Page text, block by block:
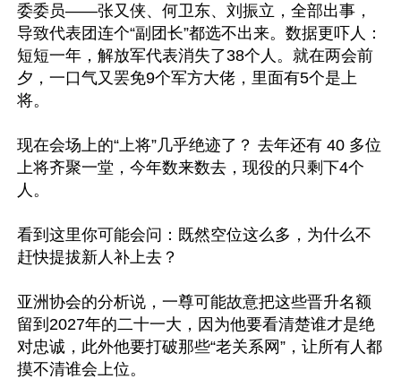
委委员——张又侠、何卫东、刘振立，全部出事，
导致代表团连个“副团长”都选不出来。数据更吓人：
短短一年，解放军代表消失了38个人。就在两会前
夕，一口气又罢免9个军方大佬，里面有5个是上
将。
现在会场上的“上将”几乎绝迹了？ 去年还有 40 多位
上将齐聚一堂，今年数来数去，现役的只剩下4个
人。
看到这里你可能会问：既然空位这么多，为什么不
赶快提拔新人补上去？
亚洲协会的分析说，一尊可能故意把这些晋升名额
留到2027年的二十一大，因为他要看清楚谁才是绝
对忠诚，此外他要打破那些“老关系网”，让所有人都
摸不清谁会上位。